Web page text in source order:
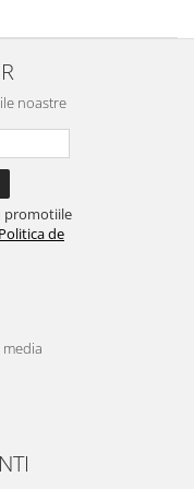
noastre
promotiile
Politica de